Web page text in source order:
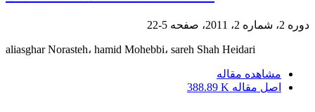
دوره 2، شماره 2، 2011، صفحه 5-22
aliasghar Norasteh، hamid Mohebbi، sareh Shah Heidari
مشاهده مقاله
اصل مقاله 388.89 K